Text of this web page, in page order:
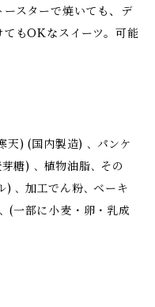
スターで焼いても、デ
もOKなスイーツ。可能
天) (国内製造) ､ パンケ
糖) ､ 植物油脂､ その
) ､ 加工でん粉､ ベーキ
(一部に小麦・卵・乳成